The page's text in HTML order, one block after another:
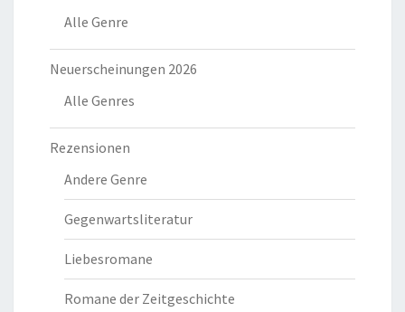
Alle Genre
Neuerscheinungen 2026
Alle Genres
Rezensionen
Andere Genre
Gegenwartsliteratur
Liebesromane
Romane der Zeitgeschichte